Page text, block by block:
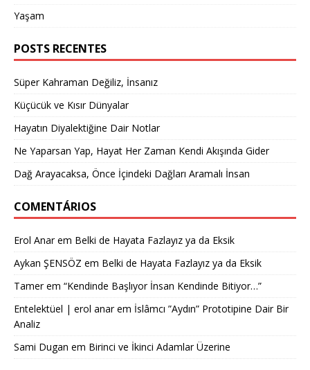
Yaşam
POSTS RECENTES
Süper Kahraman Değiliz, İnsanız
Küçücük ve Kısır Dünyalar
Hayatın Diyalektiğine Dair Notlar
Ne Yaparsan Yap, Hayat Her Zaman Kendi Akışında Gider
Dağ Arayacaksa, Önce İçindeki Dağları Aramalı İnsan
COMENTÁRIOS
Erol Anarem Belki de Hayata Fazlayız ya da Eksik
Aykan ŞENSÖZ em Belki de Hayata Fazlayız ya da Eksik
Tamerem “Kendinde Başlıyor İnsan Kendinde Bitiyor…”
Entelektüel | erol anarem İslâmcı ”Aydın” Prototipine Dair Bir
Analiz
Sami Dugan em Birinci ve İkinci Adamlar Üzerine